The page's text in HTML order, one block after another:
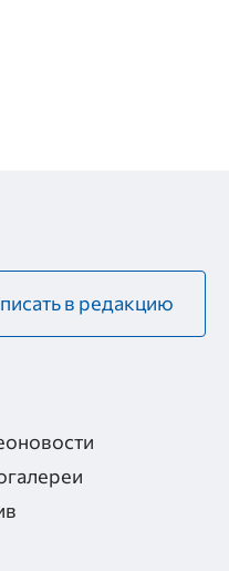
в редакцию